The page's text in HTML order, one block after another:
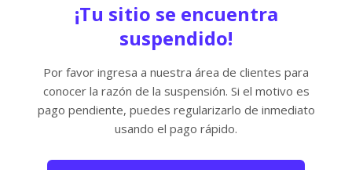
¡Tu sitio se encuentra
suspendido!
Por favor ingresa a nuestra área de clientes para
conocer la razón de la suspensión. Si el motivo es
pago pendiente, puedes regularizarlo de inmediato
usando el pago rápido.